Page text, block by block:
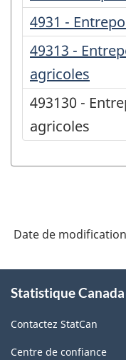
4931 -
49313 -
agricoles
493130 -
agricoles
Date de
propos
ce
site
Statistique Canada
Contactez StatCan
Centre de confiance